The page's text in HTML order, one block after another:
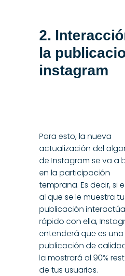
2.
la
instagram
Para esto, la nueva
actualización del
de Instagram se va a
en la participación
temprana. Es decir, si
al que se le muestra tu
publicación interactúa
rápido con ella,
entenderá que es una
publicación de
la mostrará al 90%
de tus usuarios.